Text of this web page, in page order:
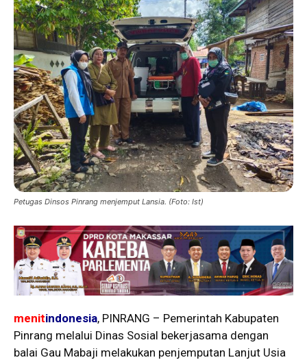
Petugas Dinsos Pinrang menjemput Lansia. (Foto: Ist)
menitindonesia, PINRANG – Pemerintah Kabupaten
Pinrang melalui Dinas Sosial bekerjasama dengan
balai Gau Mabaji melakukan penjemputan Lanjut Usia